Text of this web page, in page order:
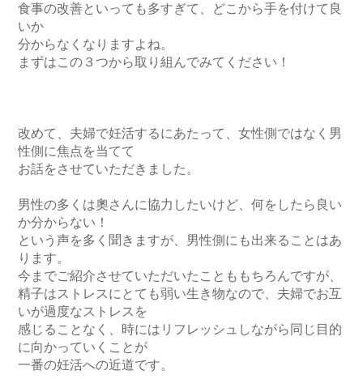
食事の改善といっても多すぎて、どこから手を付けて良
いか
分からなくなりますよね。
まずはこの３つから取り組んでみてください！
改めて、夫婦で妊活するにあたって、女性側ではなく男
性側に焦点を当てて
お話をさせていただきました。
男性の多くは奧さんに協力したいけど、何をしたら良い
か分からない！
という声を多く聞きますが、男性側にも出来ることはあ
ります。
今までご紹介させていただいたことももちろんですが、
精子はストレスにとても弱い生き物なので、夫婦でお互
いが過度なストレスを
感じることなく、時にはリフレッシュしながら同じ目的
に向かっていくことが
一番の妊活への近道です。